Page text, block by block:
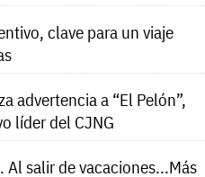
clave para un viaje
advertencia a “El Pelón”,
líder del CJNG
salir de vacaciones...Más